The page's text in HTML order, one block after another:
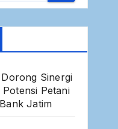
Sinergi
Petani
Jatim